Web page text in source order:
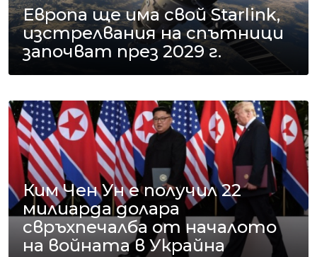
Европа ще има свой Starlink,
изстрелвания на спътници
започват през 2029 г.
Ким Чен Ун е получил 22
милиарда долара
свръхпечалба от началото
на войната в Украйна